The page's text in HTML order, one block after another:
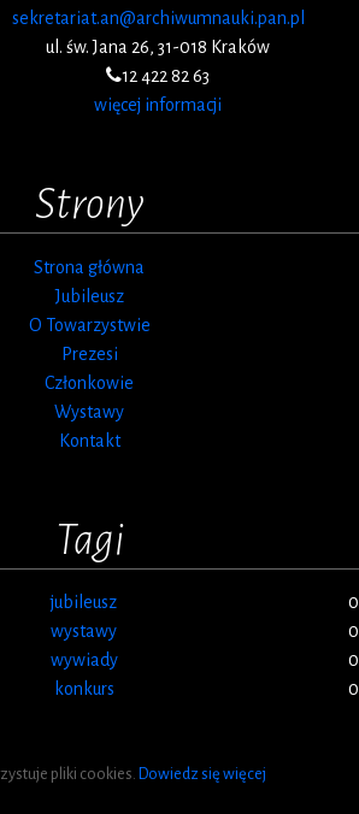
sekretariat.an@archiwumnauki.pan.pl
ul. św. Jana 26, 31-018 Kraków
12 422 82 63
więcej informacji
Strony
Strona główna
Jubileusz
O Towarzystwie
Prezesi
Członkowie
Wystawy
Kontakt
Tagi
jubileusz
0
wystawy
0
wywiady
0
konkurs
0
pliki cookies. Dowiedz się więcej